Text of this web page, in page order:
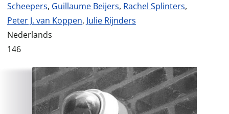
Scheepers, Guillaume Beijers, Rachel Splinters,
Peter J. van Koppen, Julie Rijnders
Nederlands
146